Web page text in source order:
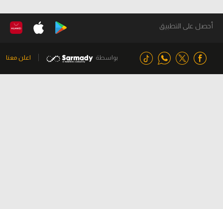
أحصل على التطبيق
بواسطة اعلن معنا